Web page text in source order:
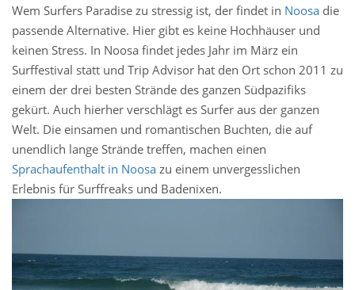
Wem Surfers Paradise zu stressig ist, der findet in Noosa die
passende Alternative. Hier gibt es keine Hochhäuser und
keinen Stress. In Noosa findet jedes Jahr im März ein
Surffestival statt und Trip Advisor hat den Ort schon 2011 zu
einem der drei besten Strände des ganzen Südpazifiks
gekürt. Auch hierher verschlägt es Surfer aus der ganzen
Welt. Die einsamen und romantischen Buchten, die auf
unendlich lange Strände treffen, machen einen
Sprachaufenthalt in Noosa zu einem unvergesslichen
Erlebnis für Surffreaks und Badenixen.